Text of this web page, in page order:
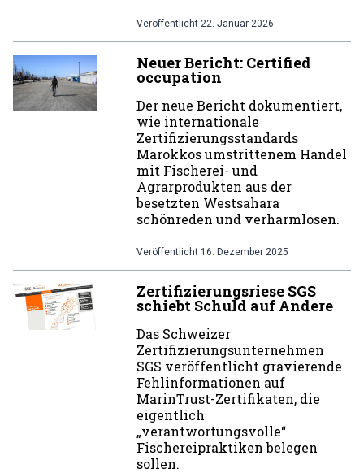
Veröffentlicht 22. Januar 2026
Neuer Bericht: Certified
occupation
Der neue Bericht dokumentiert,
wie internationale
Zertifizierungsstandards
Marokkos umstrittenem Handel
mit Fischerei- und
Agrarprodukten aus der
besetzten Westsahara
schönreden und verharmlosen.
Veröffentlicht 16. Dezember 2025
Zertifizierungsriese SGS
schiebt Schuld auf Andere
Das Schweizer
Zertifizierungsunternehmen
SGS veröffentlicht gravierende
Fehlinformationen auf
MarinTrust-Zertifikaten, die
eigentlich
„verantwortungsvolle“
Fischereipraktiken belegen
sollen.